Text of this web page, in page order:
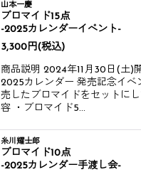
山本一慶
ブロマイド15点
-2025カレンダーイベント-
3,300 円(税込)
商品説明 2024年11月30日(土)
2025カレンダー 発売記念イベ
売したブロマイドをセットに
容 ・ブロマイド5…
糸川耀士郎
ブロマイド10点
-2025カレンダー手渡し会-